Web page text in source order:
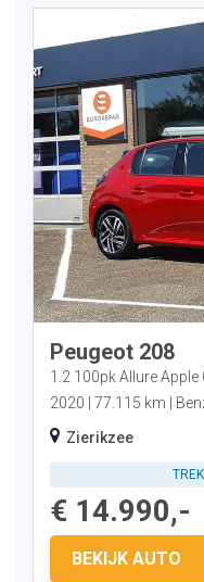
Peugeot 208
1.2 100pk Allure
2020
77.115 km
Zierikzee
€ 14.990,-
BEKIJK AUTO